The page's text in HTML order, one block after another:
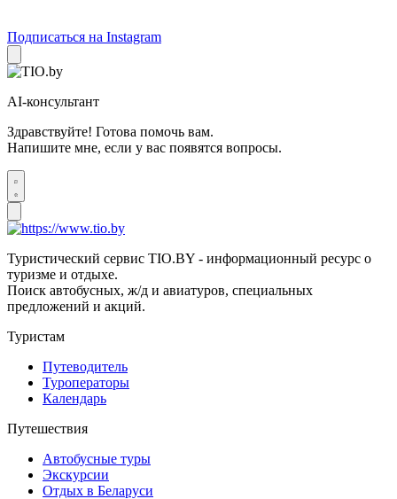
Подписаться на Instagram
AI-консультант
Здравствуйте! Готова помочь вам.
Напишите мне, если у вас появятся вопросы.
Туристический сервис TIO.BY - информационный ресурс о
туризме и отдыхе.
Поиск автобусных, ж/д и авиатуров, специальных
предложений и акций.
Туристам
Путеводитель
Туроператоры
Календарь
Путешествия
Автобусные туры
Экскурсии
Отдых в Беларуси